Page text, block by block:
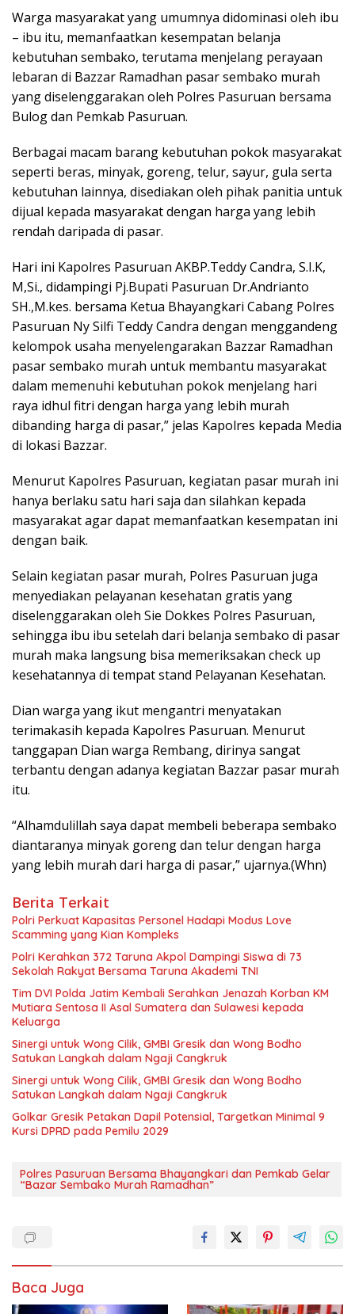
Warga masyarakat yang umumnya didominasi oleh ibu
– ibu itu, memanfaatkan kesempatan belanja
kebutuhan sembako, terutama menjelang perayaan
lebaran di Bazzar Ramadhan pasar sembako murah
yang diselenggarakan oleh Polres Pasuruan bersama
Bulog dan Pemkab Pasuruan.
Berbagai macam barang kebutuhan pokok masyarakat
seperti beras, minyak, goreng, telur, sayur, gula serta
kebutuhan lainnya, disediakan oleh pihak panitia untuk
dijual kepada masyarakat dengan harga yang lebih
rendah daripada di pasar.
Hari ini Kapolres Pasuruan AKBP.Teddy Candra, S.I.K,
M,Si., didampingi Pj.Bupati Pasuruan Dr.Andrianto
SH.,M.kes. bersama Ketua Bhayangkari Cabang Polres
Pasuruan Ny Silfi Teddy Candra dengan menggandeng
kelompok usaha menyelengarakan Bazzar Ramadhan
pasar sembako murah untuk membantu masyarakat
dalam memenuhi kebutuhan pokok menjelang hari
raya idhul fitri dengan harga yang lebih murah
dibanding harga di pasar,” jelas Kapolres kepada Media
di lokasi Bazzar.
Menurut Kapolres Pasuruan, kegiatan pasar murah ini
hanya berlaku satu hari saja dan silahkan kepada
masyarakat agar dapat memanfaatkan kesempatan ini
dengan baik.
Selain kegiatan pasar murah, Polres Pasuruan juga
menyediakan pelayanan kesehatan gratis yang
diselenggarakan oleh Sie Dokkes Polres Pasuruan,
sehingga ibu ibu setelah dari belanja sembako di pasar
murah maka langsung bisa memeriksakan check up
kesehatannya di tempat stand Pelayanan Kesehatan.
Dian warga yang ikut mengantri menyatakan
terimakasih kepada Kapolres Pasuruan. Menurut
tanggapan Dian warga Rembang, dirinya sangat
terbantu dengan adanya kegiatan Bazzar pasar murah
itu.
“Alhamdulillah saya dapat membeli beberapa sembako
diantaranya minyak goreng dan telur dengan harga
yang lebih murah dari harga di pasar,” ujarnya.(Whn)
Berita Terkait
Polri Perkuat Kapasitas Personel Hadapi Modus Love
Scamming yang Kian Kompleks
Polri Kerahkan 372 Taruna Akpol Dampingi Siswa di 73
Sekolah Rakyat Bersama Taruna Akademi TNI
Tim DVI Polda Jatim Kembali Serahkan Jenazah Korban KM
Mutiara Sentosa II Asal Sumatera dan Sulawesi kepada
Keluarga
Sinergi untuk Wong Cilik, GMBI Gresik dan Wong Bodho
Satukan Langkah dalam Ngaji Cangkruk
Sinergi untuk Wong Cilik, GMBI Gresik dan Wong Bodho
Satukan Langkah dalam Ngaji Cangkruk
Golkar Gresik Petakan Dapil Potensial, Targetkan Minimal 9
Kursi DPRD pada Pemilu 2029
Polres Pasuruan Bersama Bhayangkari dan Pemkab Gelar
“Bazar Sembako Murah Ramadhan”
Baca Juga